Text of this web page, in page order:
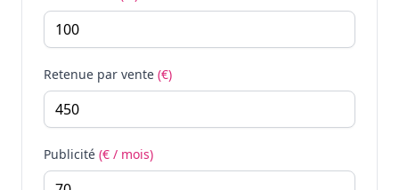
Retenue par vente (€)
Publicité (€ / mois)